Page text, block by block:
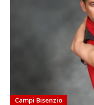
Campi Bisenzio